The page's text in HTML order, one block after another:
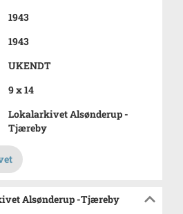
1943
1943
UKENDT
9 x 14
Lokalarkivet Alsønderup -
Tjæreby
Alsønderup -Tjæreby